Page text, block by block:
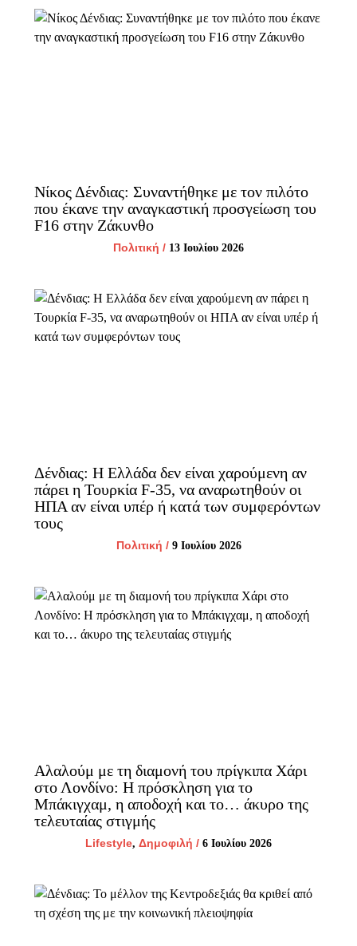
Νίκος Δένδιας: Συναντήθηκε με τον πιλότο
που έκανε την αναγκαστική προσγείωση του
F16 στην Ζάκυνθο
Πολιτική / 13 Ιουλίου 2026
Δένδιας: Η Ελλάδα δεν είναι χαρούμενη αν
πάρει η Τουρκία F-35, να αναρωτηθούν οι
ΗΠΑ αν είναι υπέρ ή κατά των συμφερόντων
τους
Πολιτική / 9 Ιουλίου 2026
Αλαλούμ με τη διαμονή του πρίγκιπα Χάρι
στο Λονδίνο: Η πρόσκληση για το
Μπάκιγχαμ, η αποδοχή και το… άκυρο της
τελευταίας στιγμής
Lifestyle, Δημοφιλή / 6 Ιουλίου 2026